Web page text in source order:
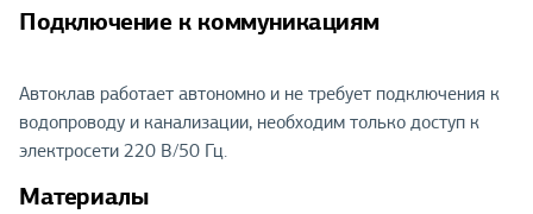
Подключение к коммуникациям
Автоклав работает автономно и не требует подключения к
водопроводу и канализации, необходим только доступ к
электросети 220 В/50 Гц.
Материалы